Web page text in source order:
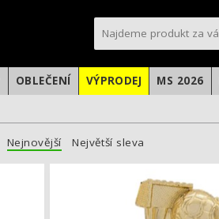
OBLEČENÍ VÝPRODEJ MS 2026
Nejnovější Největší sleva